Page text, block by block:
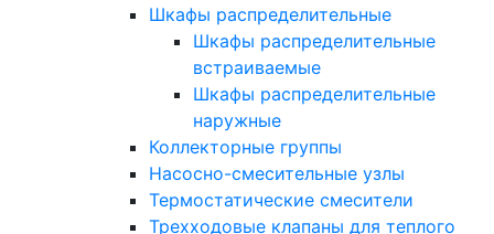
Шкафы распределительные
Шкафы распределительные
встраиваемые
Шкафы распределительные
наружные
Коллекторные группы
Насосно-смесительные узлы
Термостатические смесители
Трехходовые клапаны для теплого